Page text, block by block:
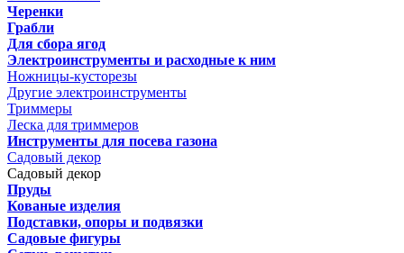
Черенки
Грабли
Для сбора ягод
Электроинструменты и расходные к ним
Ножницы-кусторезы
Другие электроинструменты
Триммеры
Леска для триммеров
Инструменты для посева газона
Садовый декор
Садовый декор
Пруды
Кованые изделия
Подставки, опоры и подвязки
Садовые фигуры